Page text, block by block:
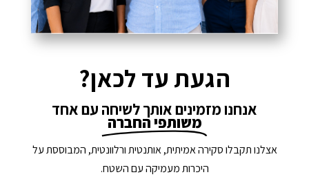
הגעת עד לכאן?
אנחנו מזמינים אותך לשיחה עם אחד
משותפי החברה
אצלנו תקבלו סקירה אמיתית, אותנטית ורלוונטית, המבוססת על
היכרות מעמיקה עם השטח.